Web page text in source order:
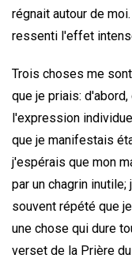
régnait autour de
ressenti l'effet
Trois choses me
que je priais:
l'expression
que je manifestais
j'espérais que mon
par un chagrin
souvent répété que
une chose qui dure
verset de la Prière